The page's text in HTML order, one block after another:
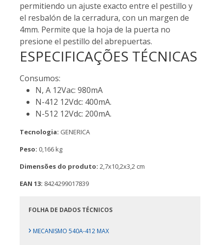
permitiendo un ajuste exacto entre el pestillo y
el resbalón de la cerradura, con un margen de
4mm. Permite que la hoja de la puerta no
presione el pestillo del abrepuertas.
ESPECIFICAÇÕES TÉCNICAS
Consumos:
N, A 12Vac: 980mA
N-412 12Vdc: 400mA.
N-512 12Vdc: 200mA.
Tecnologia: GENERICA
Peso: 0,166 kg
Dimensões do produto: 2,7x10,2x3,2 cm
EAN 13: 8424299017839
FOLHA DE DADOS TÉCNICOS
› MECANISMO 540A-412 MAX